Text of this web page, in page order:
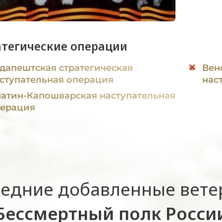
операции
стратегическая
операция
Капошварская наступательная
добавленные
полк